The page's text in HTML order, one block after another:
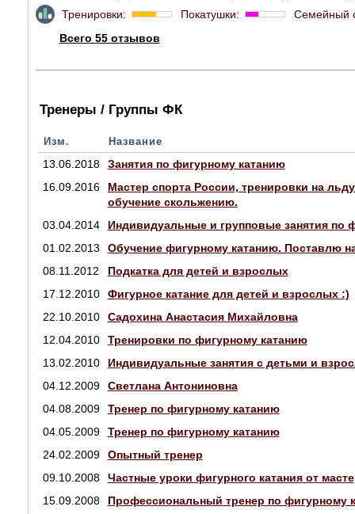
Тренировки: Покатушки:
Семейный
Всего 55 отзывов
Тренеры / Группы ФК
Изм. Название
13.06.2018
Занятия по фигурному катанию
16.09.2016
Мастер спорта России, тренировки на
обучение скольжению.
03.04.2014
Индивидуальные и групповые занятия по
01.02.2013
Обучение фигурному катанию. Поставлю
08.11.2012
Подкатка для детей и взрослых
17.12.2010
Фигурное катание для детей и взрослых :)
22.10.2010
Садохина Анастасия Михайловна
12.04.2010
Тренировки по фигурному катанию
13.02.2010
Индивидуальные занятия с детьми и
04.12.2009
Светлана Антониновна
04.08.2009
Тренер по фигурному катанию
04.05.2009
Тренер по фигурному катанию
24.02.2009
Опытный тренер
09.10.2008
Частные уроки фигурного катания от
15.09.2008
Профессиональный тренер по фигурному